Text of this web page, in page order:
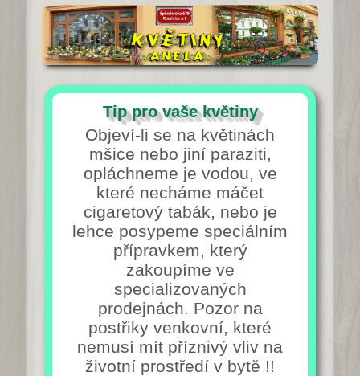
Tip pro vaše květiny
Objeví-li se na květinách
mšice nebo jiní paraziti,
opláchneme je vodou, ve
které necháme máčet
cigaretový tabák, nebo je
lehce posypeme speciálním
přípravkem, který
zakoupíme ve
specializovaných
prodejnách. Pozor na
postřiky venkovní, které
nemusí mít příznivý vliv na
životní prostředí v bytě !!